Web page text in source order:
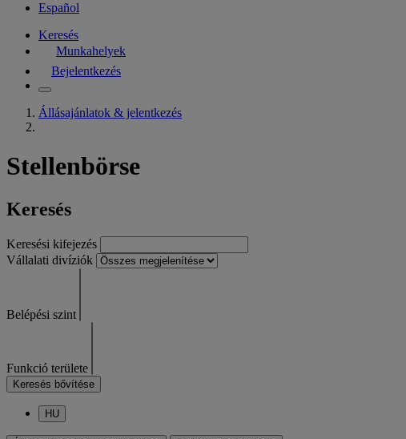
Español
Keresés
Munkahelyek
Bejelentkezés
Állásajánlatok & jelentkezés
Stellenbörse
Keresés
Keresési kifejezés
Vállalati divíziók
Belépési szint
Funkció területe
Keresés bővítése
HU